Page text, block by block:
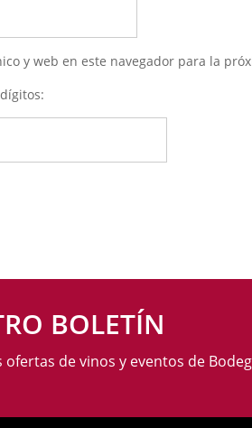
y web en este navegador para la
BOLETÍN
de vinos y eventos de